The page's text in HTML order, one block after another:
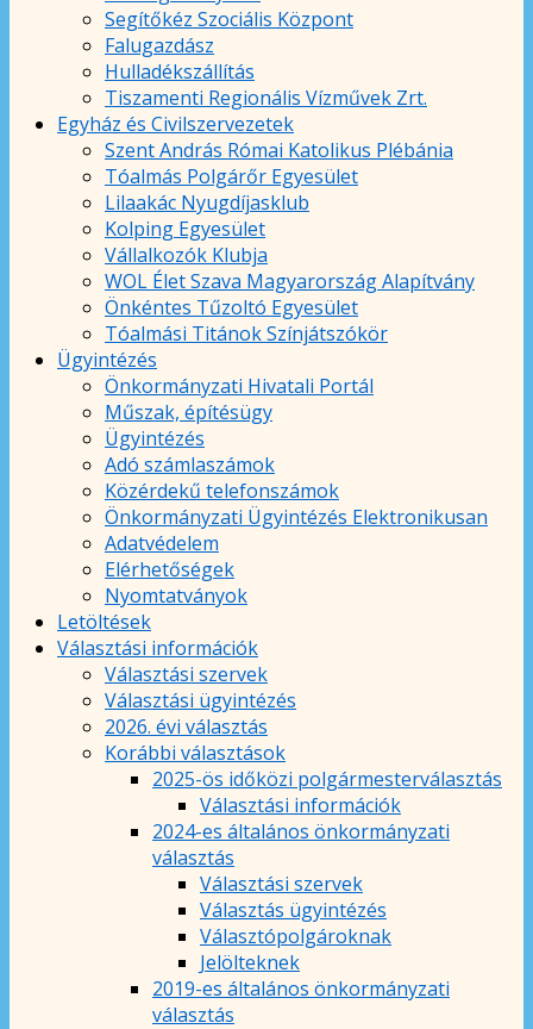
Segítőkéz Szociális Központ
Falugazdász
Hulladékszállítás
Tiszamenti Regionális Vízművek Zrt.
Egyház és Civilszervezetek
Szent András Római Katolikus Plébánia
Tóalmás Polgárőr Egyesület
Lilaakác Nyugdíjasklub
Kolping Egyesület
Vállalkozók Klubja
WOL Élet Szava Magyarország Alapítvány
Önkéntes Tűzoltó Egyesület
Tóalmási Titánok Színjátszókör
Ügyintézés
Önkormányzati Hivatali Portál
Műszak, építésügy
Ügyintézés
Adó számlaszámok
Közérdekű telefonszámok
Önkormányzati Ügyintézés Elektronikusan
Adatvédelem
Elérhetőségek
Nyomtatványok
Letöltések
Választási információk
Választási szervek
Választási ügyintézés
2026. évi választás
Korábbi választások
2025-ös időközi polgármesterválasztás
Választási információk
2024-es általános önkormányzati
választás
Választási szervek
Választás ügyintézés
Választópolgároknak
Jelölteknek
2019-es általános önkormányzati
választás